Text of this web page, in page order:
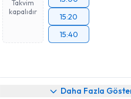
Takvim
kapalıdır
15:20
15:40
Daha Fazla